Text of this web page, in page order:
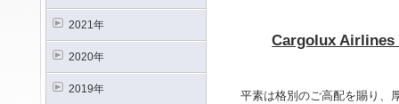
2021年
2020年
2019年
Cargolux Airlines
平素は格別のご高配を賜り、